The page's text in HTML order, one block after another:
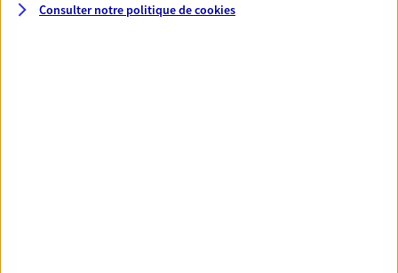
équipements et stocks… sans oublier votre
Consulter notre politique decookies